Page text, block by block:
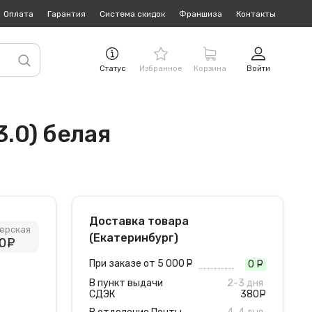
Оплата Гарантия Система скидок Франшиза Контакты
Статус Избранное Корзина Войти
белая
Доставка товара
(Екатеринбург)
При заказе от 5 000 0
В пункт выдачи
СДЭК
2-3 дня
380